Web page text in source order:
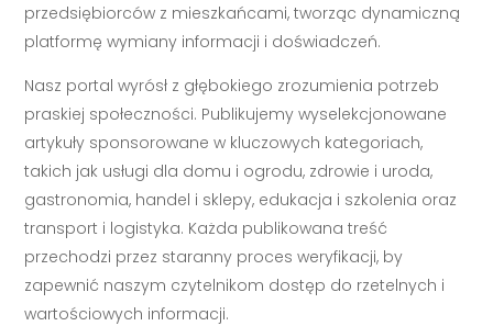
przedsiębiorców z mieszkańcami, tworząc dynamiczną
platformę wymiany informacji i doświadczeń.
Nasz portal wyrósł z głębokiego zrozumienia potrzeb
praskiej społeczności. Publikujemy wyselekcjonowane
artykuły sponsorowane w kluczowych kategoriach,
takich jak usługi dla domu i ogrodu, zdrowie i uroda,
gastronomia, handel i sklepy, edukacja i szkolenia oraz
transport i logistyka. Każda publikowana treść
przechodzi przez staranny proces weryfikacji, by
zapewnić naszym czytelnikom dostęp do rzetelnych i
wartościowych informacji.